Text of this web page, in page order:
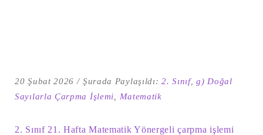
20 Şubat 2026 Şurada Paylaşıldı:2. Sınıf,g) Doğal
Sayılarla Çarpma İşlemi
Matematik
2. Sınıf 21. Hafta Matematik Yönergeli çarpma işlemi